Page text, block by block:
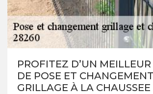
PROFITEZ D’UN MEILLEUR
DE POSE ET
GRILLAGE À LA CHAUSSEE